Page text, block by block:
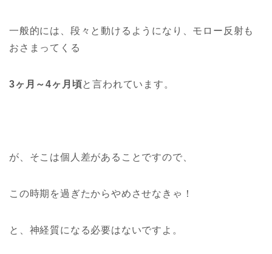
一般的には、段々と動けるようになり、モロー反射も
おさまってくる
3ヶ月～4ヶ月頃と言われています。
が、そこは個人差があることですので、
この時期を過ぎたからやめさせなきゃ！
と、神経質になる必要はないですよ。